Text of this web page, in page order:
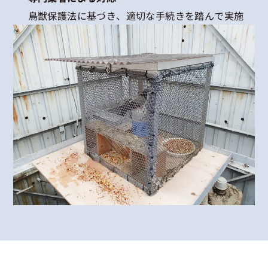
鳥獣保護法に基づき、適切な手続きを踏んで実施